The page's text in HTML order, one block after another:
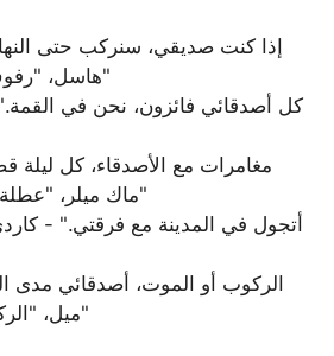
هاسل، "رفوف في الوسط"
ماك ميلر، "عطلة نهاية الأسبوع"
ميل، "الركوب أو الموت"